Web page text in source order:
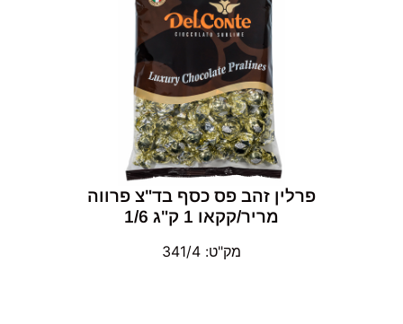
פרלין זהב פס כסף בד"צ פרווה
מריר/קקאו 1 ק"ג 1/6
מק"ט: 341/4